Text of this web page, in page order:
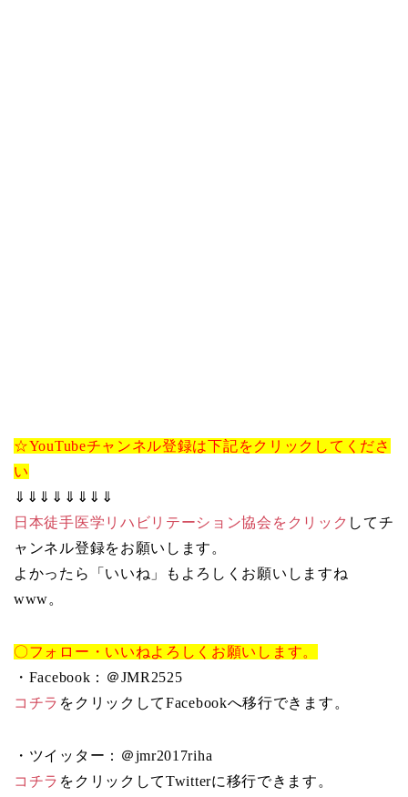
☆YouTubeチャンネル登録は下記をクリックしてくださ
い
⇓⇓⇓⇓⇓⇓⇓⇓
日本徒手医学リハビリテーション協会をクリック してチ
ャンネル登録をお願いします。
よかったら「いいね」もよろしくお願いしますね
www。
〇フォロー・いいねよろしくお願いします。
・Facebook：＠JMR2525
コチラ をクリックしてFacebookへ移行できます。
・ツイッター：＠jmr2017riha
コチラ をクリックしてTwitterに移行できます。